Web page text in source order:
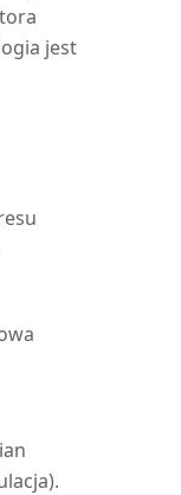
jest